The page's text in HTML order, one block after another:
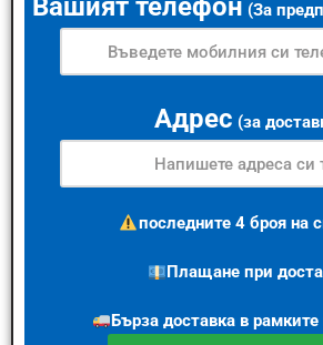
Вашият телефон (За
Адрес (за
последните 4 броя на
Плащане при
Бърза доставка в рамките